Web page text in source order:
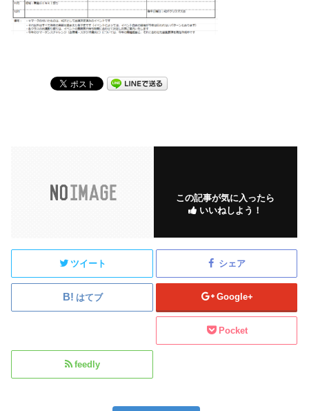
この記事が気に入ったら
いいねしよう！
ツイート シェア
はてブ Google+
Pocket
feedly